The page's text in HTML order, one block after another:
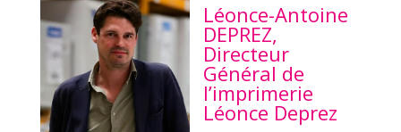
Léonce-Antoine
DEPREZ,
Directeur
Général de
l’imprimerie
Léonce Deprez